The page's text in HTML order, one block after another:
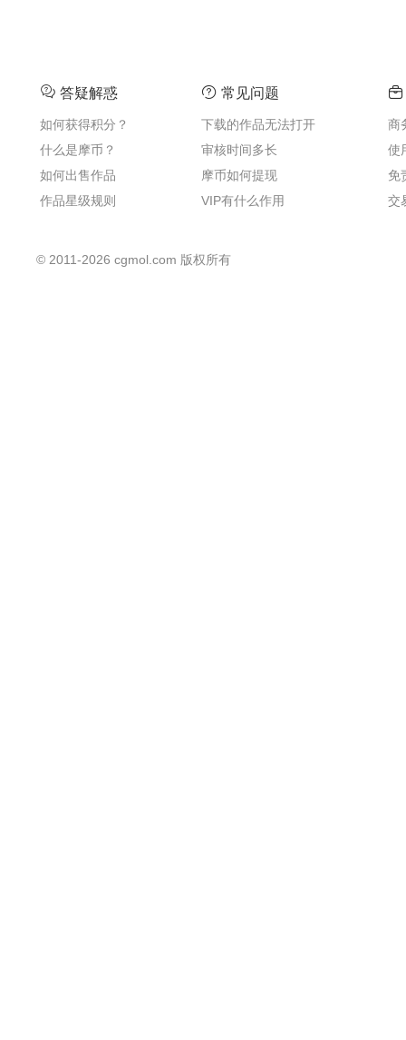
答疑解惑
如何获得积分？
什么是摩币？
如何出售作品
作品星级规则
常见问题
下载的作品无法打开
审核时间多长
摩币如何提现
VIP有什么作用
商
使
免
交
© 2011-2026 cgmol.com 版权所有